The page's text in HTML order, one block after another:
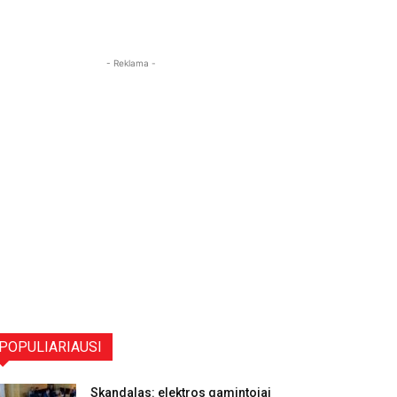
- Reklama -
Skandalas: elektros gamintojai